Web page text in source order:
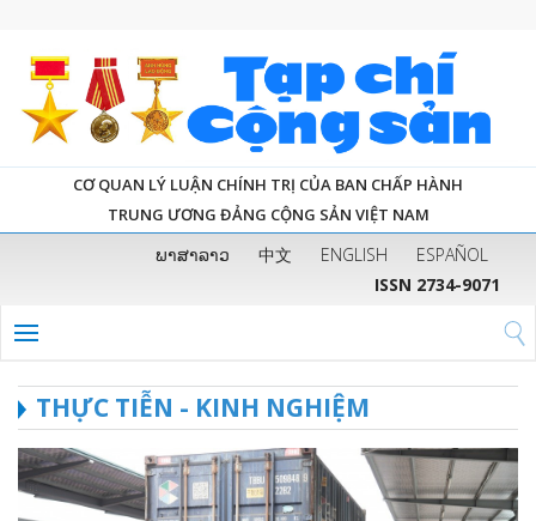
CƠ QUAN LÝ LUẬN CHÍNH TRỊ CỦA BAN CHẤP HÀNH
TRUNG ƯƠNG ĐẢNG CỘNG SẢN VIỆT NAM
ພາສາລາວ 中文 ENGLISH
ESPAÑOL
ISSN 2734-9071
THỰC TIỄN - KINH NGHIỆM